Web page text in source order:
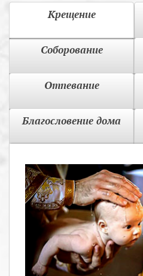
Крещение
Соборование
Отпевание
Благословение дома